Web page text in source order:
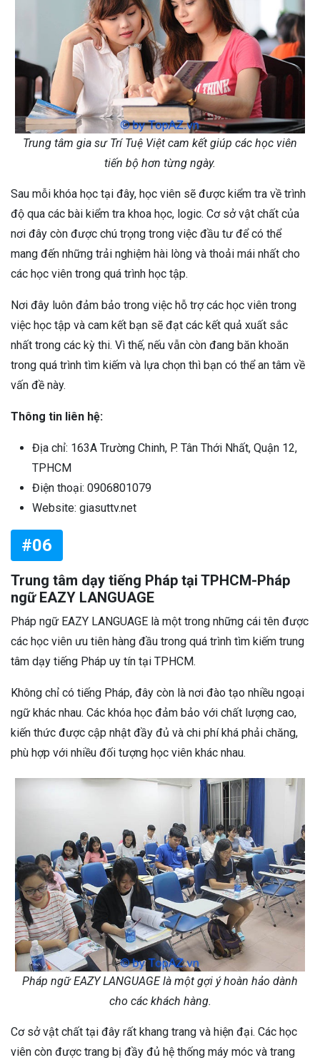
Trung tâm gia sư Trí Tuệ Việt cam kết giúp các học viên
tiến bộ hơn từng ngày.
Sau mỗi khóa học tại đây, học viên sẽ được kiểm tra về trình
độ qua các bài kiểm tra khoa học, logic. Cơ sở vật chất của
nơi đây còn được chú trọng trong việc đầu tư để có thể
mang đến những trải nghiệm hài lòng và thoải mái nhất cho
các học viên trong quá trình học tập.
Nơi đây luôn đảm bảo trong việc hỗ trợ các học viên trong
việc học tập và cam kết bạn sẽ đạt các kết quả xuất sắc
nhất trong các kỳ thi. Vì thế, nếu vẫn còn đang băn khoăn
trong quá trình tìm kiếm và lựa chọn thì bạn có thể an tâm về
vấn đề này.
Thông tin liên hệ:
Địa chỉ: 163A Trường Chinh, P. Tân Thới Nhất, Quận 12,
TPHCM
Điện thoại: 0906801079
Website: giasuttv.net
#06
Trung tâm dạy tiếng Pháp tại TPHCM-Pháp
ngữ EAZY LANGUAGE
Pháp ngữ EAZY LANGUAGE là một trong những cái tên được
các học viên ưu tiên hàng đầu trong quá trình tìm kiếm trung
tâm dạy tiếng Pháp uy tín tại TPHCM.
Không chỉ có tiếng Pháp, đây còn là nơi đào tạo nhiều ngoại
ngữ khác nhau. Các khóa học đảm bảo với chất lượng cao,
kiến thức được cập nhật đầy đủ và chi phí khá phải chăng,
phù hợp với nhiều đối tượng học viên khác nhau.
Pháp ngữ EAZY LANGUAGE là một gợi ý hoàn hảo dành
cho các khách hàng.
Cơ sở vật chất tại đây rất khang trang và hiện đại. Các học
viên còn được trang bị đầy đủ hệ thống máy móc và trang